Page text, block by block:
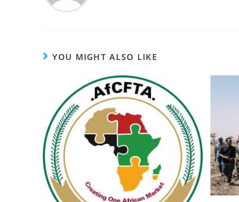
YOU MIGHT ALSO LIKE